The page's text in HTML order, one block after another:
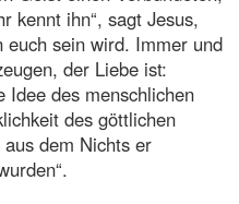
kennt ihn“, sagt Jesus,
euch sein wird. Immer und
der Liebe ist:
Idee des menschlichen
des göttlichen
dem Nichts er